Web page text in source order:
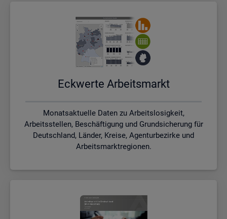
Eck­wer­te Ar­beits­markt
Monatsaktuelle Daten zu Arbeitslosigkeit,
Arbeitsstellen, Beschäftigung und Grundsicherung für
Deutschland, Länder, Kreise, Agenturbezirke und
Arbeitsmarktregionen.